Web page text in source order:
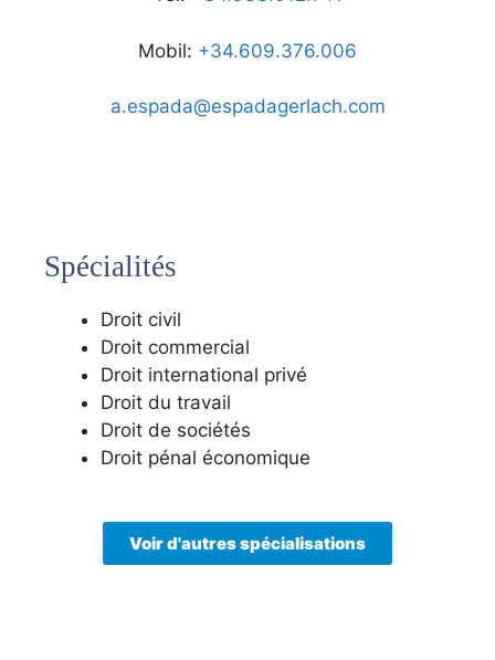
Mobil: +34.609.376.006
a.espada@espadagerlach.com
Spécialités
Droit civil
Droit commercial
Droit international privé
Droit du travail
Droit de sociétés
Droit pénal économique
Voir d'autres spécialisations